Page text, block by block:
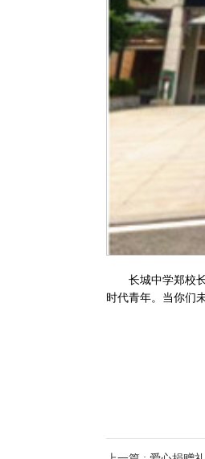
长城中学郑校
时代青年。当你们